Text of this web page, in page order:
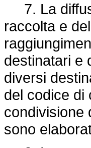
7. La
raccolta e
destinatari e
diversi
del codice di
condivisione
sono